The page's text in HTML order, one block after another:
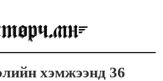
хэмжээнд 36